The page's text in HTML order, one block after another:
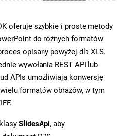
oferuje szybkie i proste metody
do różnych formatów
opisany powyżej dla XLS.
wywołania REST API lub
APIs umożliwiają konwersję
formatów obrazów, w tym
SlidesApi, aby